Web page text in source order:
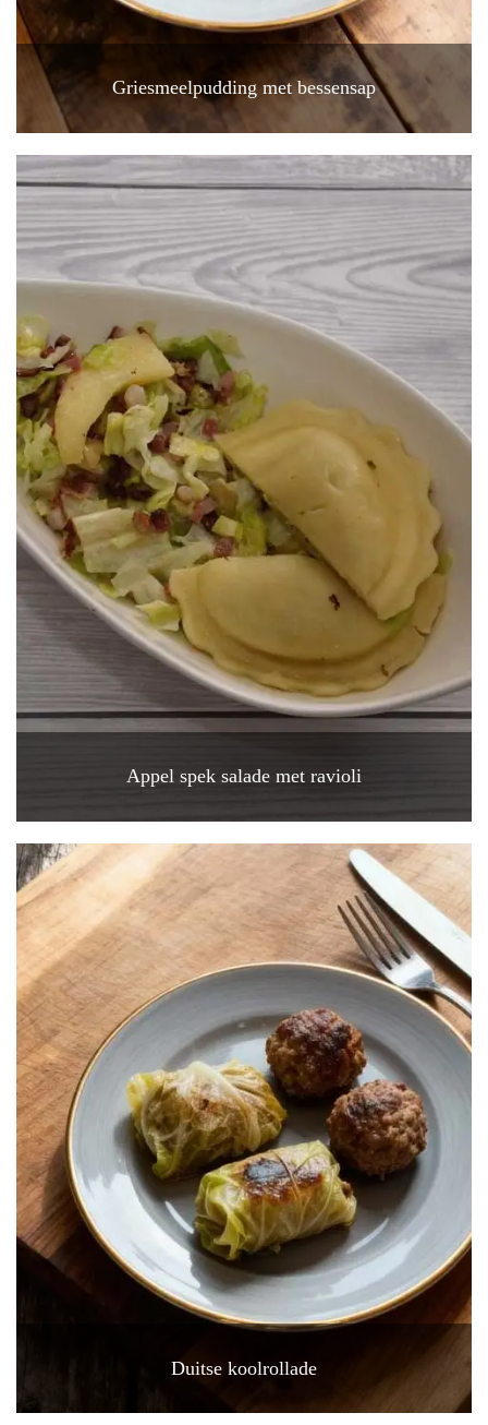
Griesmeelpudding met bessensap
Appel spek salade met ravioli
Duitse koolrollade